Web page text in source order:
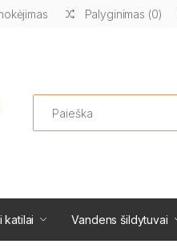
Palyginimas (0)
Search
katilai Vandens šildytuvai